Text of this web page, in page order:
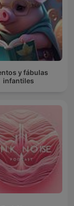
y fábulas
infantiles